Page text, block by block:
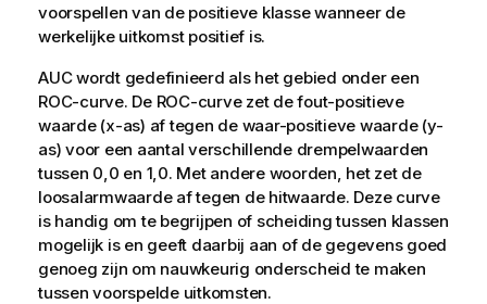
voorspellen van de positieve klasse wanneer de
werkelijke uitkomst positief is.
AUC wordt gedefinieerd als het gebied onder een
ROC-curve. De ROC-curve zet de fout-positieve
waarde (x-as) af tegen de waar-positieve waarde (y-
as) voor een aantal verschillende drempelwaarden
tussen 0,0 en 1,0. Met andere woorden, het zet de
loosalarmwaarde af tegen de hitwaarde. Deze curve
is handig om te begrijpen of scheiding tussen klassen
mogelijk is en geeft daarbij aan of de gegevens goed
genoeg zijn om nauwkeurig onderscheid te maken
tussen voorspelde uitkomsten.